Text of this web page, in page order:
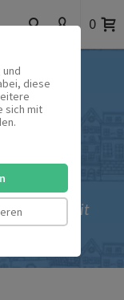
diese
sich mit
0
mit